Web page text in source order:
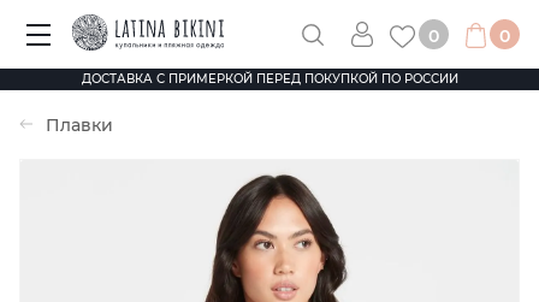
ДОСТАВКА С ПРИМЕРКОЙ ПЕРЕД ПОКУПКОЙ ПО РОССИИ
0 0
Плавки